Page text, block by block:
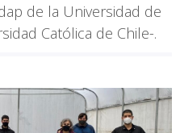
de la Universidad de
Católica de Chile-.